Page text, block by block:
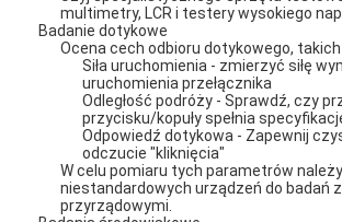
multimetry, LCR i testery wysokiego
Badanie dotykowe
Ocena cech odbioru dotykowego, takich
Siła uruchomienia - zmierzyć siłę
uruchomienia przełącznika
Odległość podróży - Sprawdź, czy
przycisku/kopuły spełnia
Odpowiedź dotykowa - Zapewnij
odczucie "kliknięcia"
W celu pomiaru tych parametrów
niestandardowych urządzeń do badań
przyrządowymi.